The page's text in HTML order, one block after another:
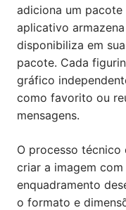
adiciona um
aplicativo
disponibiliza em
pacote. Cada
gráfico
como favorito ou
mensagens.
O processo técnico
criar a imagem
enquadramento
o formato e